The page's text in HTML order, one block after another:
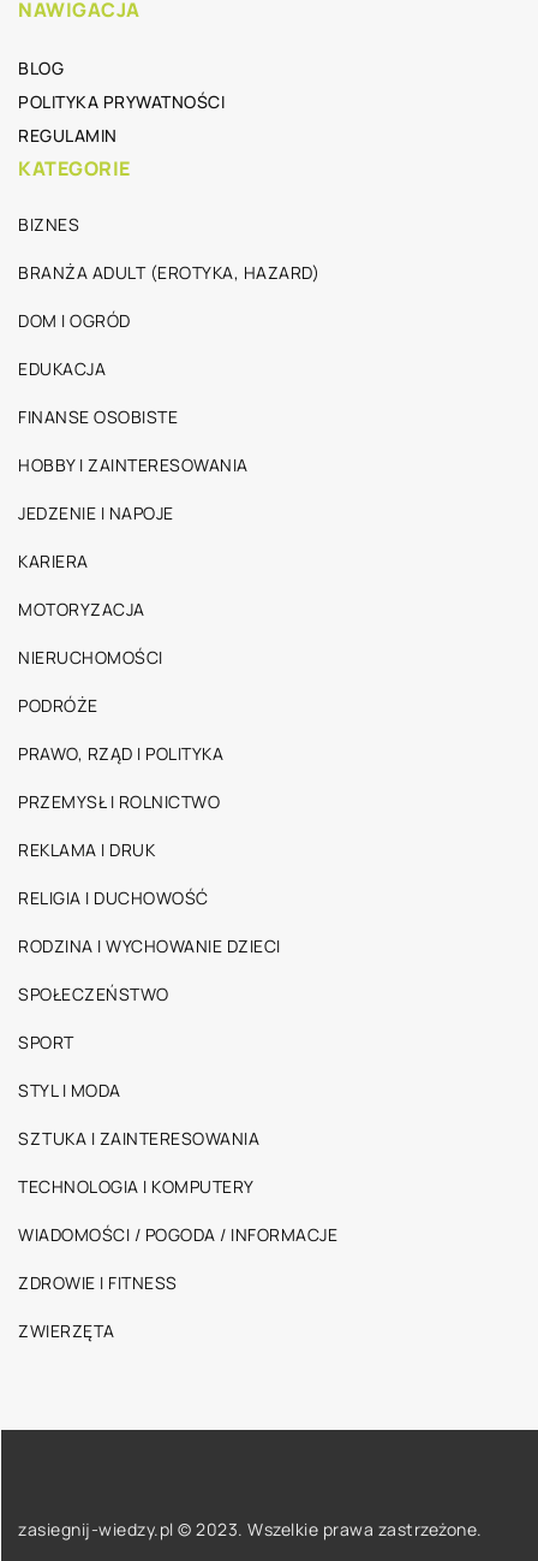
NAWIGACJA
BLOG
POLITYKA PRYWATNOŚCI
REGULAMIN
KATEGORIE
BIZNES
BRANŻA ADULT (EROTYKA, HAZARD)
DOM I OGRÓD
EDUKACJA
FINANSE OSOBISTE
HOBBY I ZAINTERESOWANIA
JEDZENIE I NAPOJE
KARIERA
MOTORYZACJA
NIERUCHOMOŚCI
PODRÓŻE
PRAWO, RZĄD I POLITYKA
PRZEMYSŁ I ROLNICTWO
REKLAMA I DRUK
RELIGIA I DUCHOWOŚĆ
RODZINA I WYCHOWANIE DZIECI
SPOŁECZEŃSTWO
SPORT
STYL I MODA
SZTUKA I ZAINTERESOWANIA
TECHNOLOGIA I KOMPUTERY
WIADOMOŚCI / POGODA / INFORMACJE
ZDROWIE I FITNESS
ZWIERZĘTA
zasiegnij-wiedzy.pl © 2023. Wszelkie prawa zastrzeżone.